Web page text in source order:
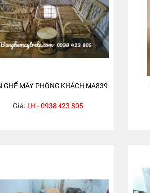
GHẾ MÂY PHÒNG KHÁCH MA839
Giá: LH - 0938 423 805